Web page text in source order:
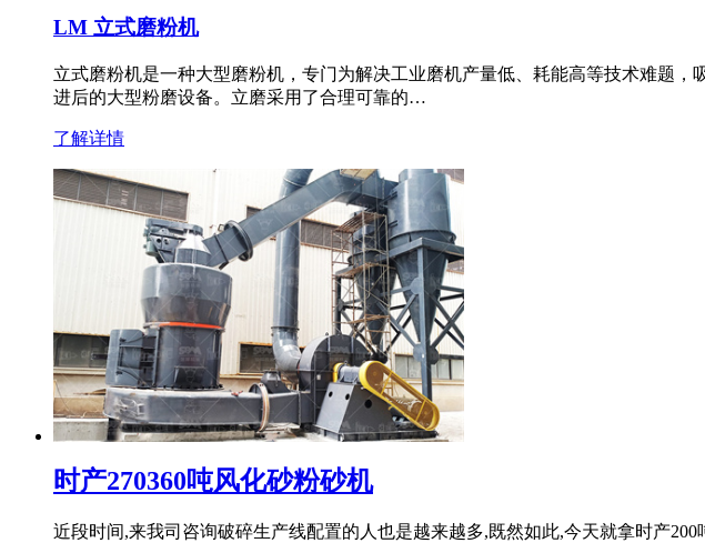
LM 立式磨粉机
立式磨粉机是一种大型磨粉机，专门为解决工业磨机产量低、耗能高等技术难题
进后的大型粉磨设备。立磨采用了合理可靠的…
了解详情
时产270360吨风化砂粉砂机
近段时间,来我司咨询破碎生产线配置的人也是越来越多,既然如此,今天就拿时产